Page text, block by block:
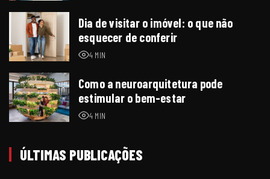
Dia de visitar o imóvel: o que não
esquecer de conferir
4 MIN
Como a neuroarquitetura pode
estimular o bem-estar
4 MIN
ÚLTIMAS PUBLICAÇÕES